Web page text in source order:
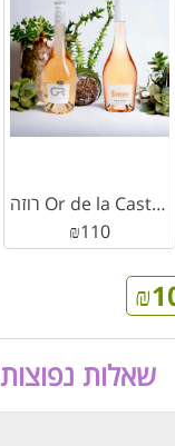
₪
רוזה Or de la Castinelle / Story Rosé Côtes de Provence (כשר)
₪110
שאלות נפוצות